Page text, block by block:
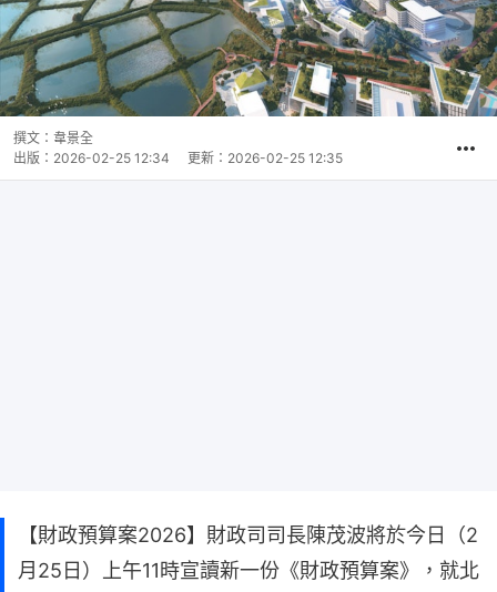
撰文： 韋景全
出版： 2026-02-25 12:34 更新： 2026-02-25 12:35
【財政預算案2026】財政司司長陳茂波將於今日（2
月25日）上午11時宣讀新一份《財政預算案》，就北